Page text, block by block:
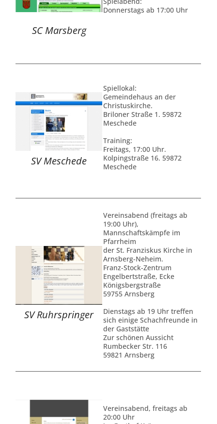
SC Marsberg
Donnerstags ab 17:00 Uhr
SV Meschede
Spiellokal:
Gemeindehaus an der
Christuskirche.
Briloner Straße 1. 59872
Meschede
Training:
Freitags, 17:00 Uhr.
Kolpingstraße 16. 59872
Meschede
SV Ruhrspringer
Vereinsabend (freitags ab
19:00 Uhr),
Mannschaftskämpfe im
Pfarrheim
der St. Franziskus Kirche in
Arnsberg-Neheim.
Franz-Stock-Zentrum
Engelbertstraße, Ecke
Königsbergstraße
59755 Arnsberg
Dienstags ab 19 Uhr treffen
sich einige Schachfreunde in
der Gaststätte
Zur schönen Aussicht
Rumbecker Str. 116
59821 Arnsberg
Vereinsabend, freitags ab
20:00 Uhr